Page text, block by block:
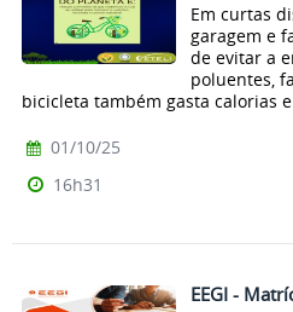
Em curtas
garagem e
de evitar a
poluentes,
bicicleta também gasta calorias e
01/10/25
16h31
EEGI -